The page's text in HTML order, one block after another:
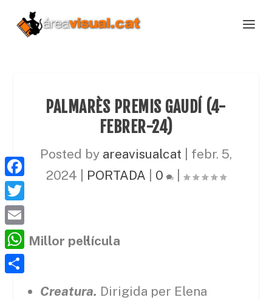
PALMARÈS PREMIS GAUDÍ (4-
FEBRER-24)
Posted by areavisualcat
febr. 5,
2024
PORTADA 0
Millor pel·lícula
Creatura. Dirigida per Elena
F
a
c
e
b
T
w
i
t
E
m
a
W
h